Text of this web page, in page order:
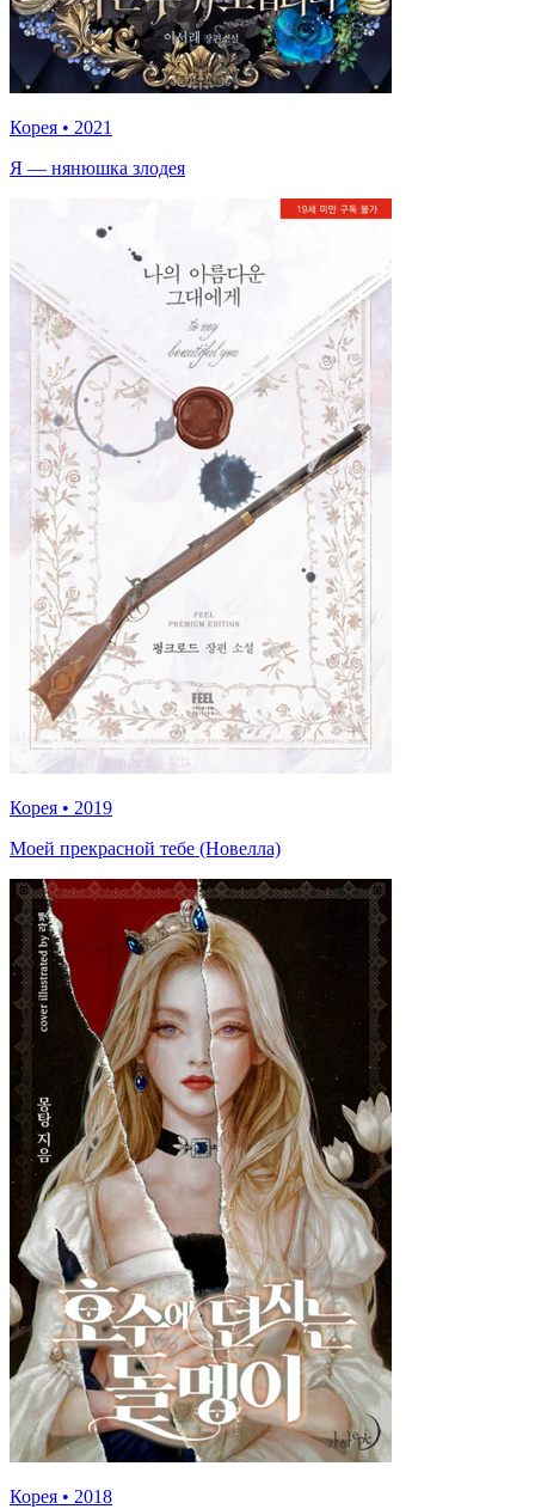
Корея • 2021
Я — нянюшка злодея
Корея • 2019
Моей прекрасной тебе (Новелла)
Корея • 2018